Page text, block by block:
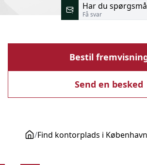
Har du
Få svar
Send en besked
Bestil
/Find kontorplads i København